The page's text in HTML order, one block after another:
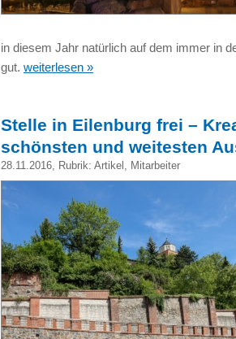
in diesem Jahr natürlich auf dem immer in
gut. weiterlesen »
Stelle in Eilenburg frei –
schönsten und weitesten
28.11.2016 , Rubrik: Artikel Mitarbeiter